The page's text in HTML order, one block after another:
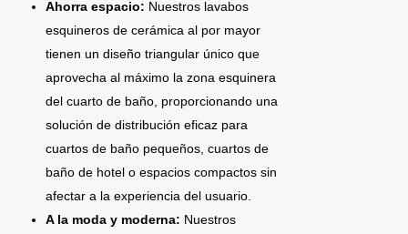
Ahorra espacio: Nuestros lavabos
esquineros de cerámica al por mayor
tienen un diseño triangular único que
aprovecha al máximo la zona esquinera
del cuarto de baño, proporcionando una
solución de distribución eficaz para
cuartos de baño pequeños, cuartos de
baño de hotel o espacios compactos sin
afectar a la experiencia del usuario.
A la moda y moderna: Nuestros